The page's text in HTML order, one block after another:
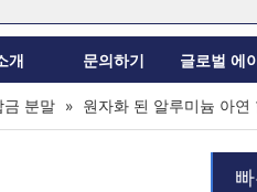
개 문의하기 글로벌 에
금 분말 » 원자화 된 알루미늄 아연